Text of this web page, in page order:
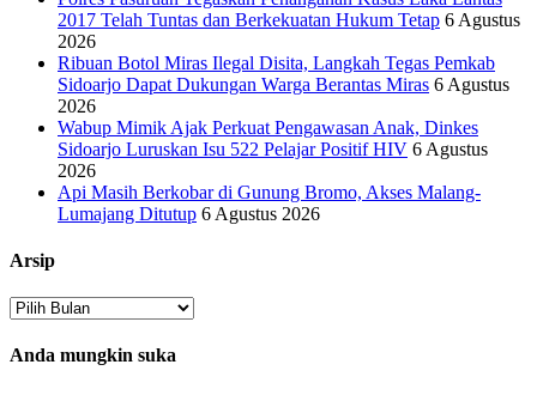
2017 Telah Tuntas dan Berkekuatan Hukum Tetap 6 Agustus
2026
Ribuan Botol Miras Ilegal Disita, Langkah Tegas Pemkab
Sidoarjo Dapat Dukungan Warga Berantas Miras 6 Agustus
2026
Wabup Mimik Ajak Perkuat Pengawasan Anak, Dinkes
Sidoarjo Luruskan Isu 522 Pelajar Positif HIV 6 Agustus
2026
Api Masih Berkobar di Gunung Bromo, Akses Malang-
Lumajang Ditutup 6 Agustus 2026
Arsip
Arsip
Anda mungkin suka